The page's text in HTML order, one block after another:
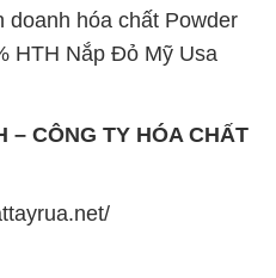
hóa chất Powder
HTH Nắp Đỏ Mỹ Usa
– CÔNG TY HÓA CHẤT